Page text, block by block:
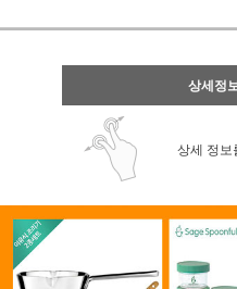
상세정
상세 정보